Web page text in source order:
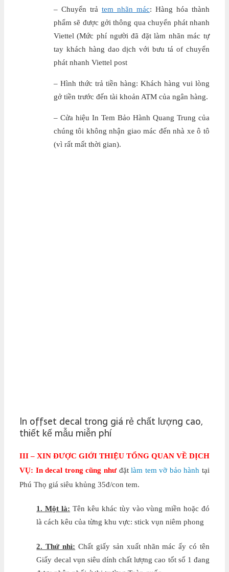
– Chuyển trả tem nhãn mác: Hàng hóa thành
phẩm sẽ được gởi thông qua chuyển phát nhanh
Viettel (Mức phí người đã đặt làm nhãn mác tự
tay khách hàng dao dịch với bưu tá of chuyển
phát nhanh Viettel post
– Hình thức trả tiền hàng: Khách hàng vui lòng
gở tiền trước đến tài khoản ATM của ngân hàng.
– Cửa hiệu In Tem Bảo Hành Quang Trung của
chúng tôi không nhận giao mác đến nhà xe ô tô
(vì rất mất thời gian).
In offset decal trong giá rẻ chất lượng cao,
thiết kế mẫu miễn phí
III – XIN ĐƯỢC GIỚI THIỆU TỔNG QUAN VỀ DỊCH
VỤ: In decal trong cũng nhưđặtlàm tem vỡ bảo hành tại
Phú Thọ giá siêu khủng 35đ/con tem.
1. Một là: Tên kêu khác tùy vào vùng miền hoặc đó
là cách kêu của từng khu vực: stick vụn niêm phong
2. Thứ nhì: Chất giấy sản xuất nhãn mác ấy có tên
Giấy decal vụn siêu dính chất lượng cao tốt số 1 đang